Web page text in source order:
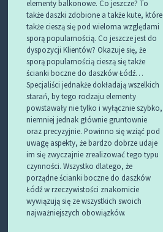
elementy balkonowe. Co jeszcze? To
także daszki zdobione a także kute, które
także cieszą się pod wieloma względami
sporą popularnością. Co jeszcze jest do
dyspozycji Klientów? Okazuje się, że
sporą popularnością cieszą się także
ścianki boczne do daszków Łódź…
Specjaliści jednakże dokładają wszelkich
starań, by tego rodzaju elementy
powstawały nie tylko i wyłącznie szybko,
niemniej jednak głównie gruntownie
oraz precyzyjnie. Powinno się wziąć pod
uwagę aspekty, że bardzo dobrze udaje
im się zwyczajnie zrealizować tego typu
czynności. Wszystko dlatego, że
porządne ścianki boczne do daszków
Łódź w rzeczywistości znakomicie
wywiązują się ze wszystkich swoich
najważniejszych obowiązków.